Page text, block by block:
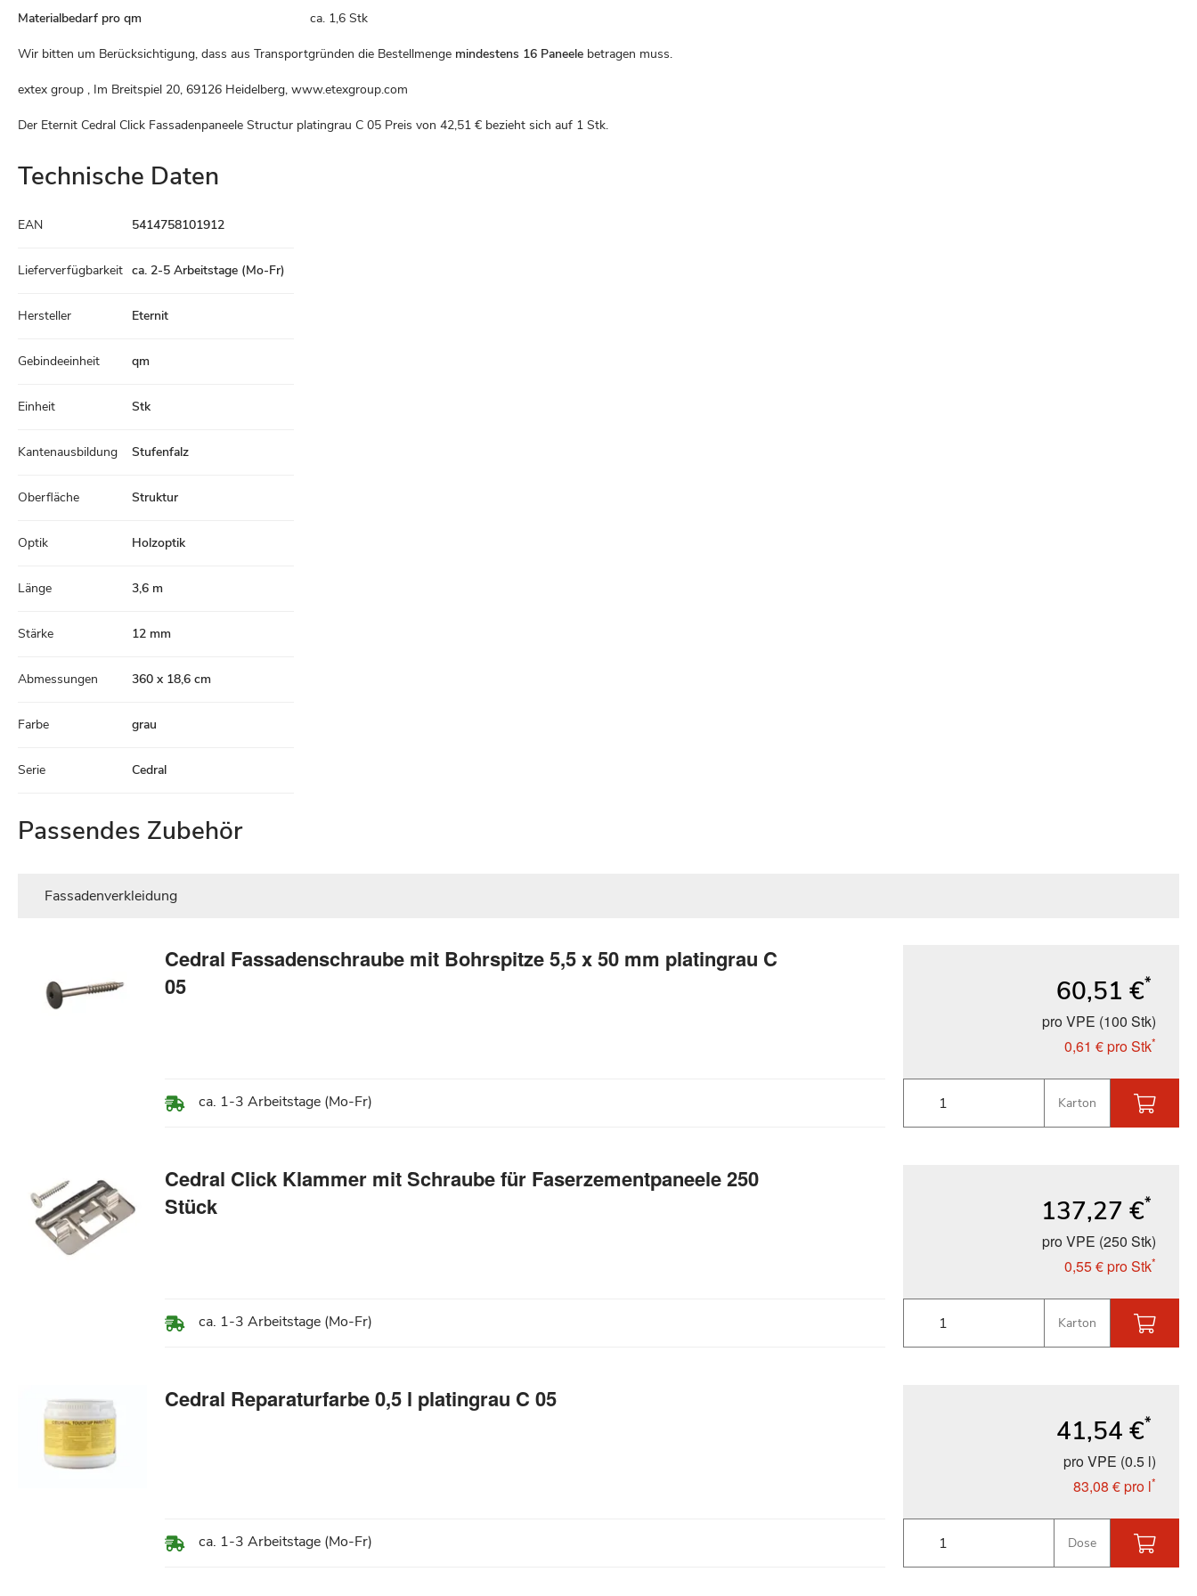
Materialbedarf pro qm
ca. 1,6 Stk
Wir bitten um Berücksichtigung, dass aus Transportgründen die Bestellmenge mindestens 16 Paneele betragen muss.
extex group , Im Breitspiel 20, 69126 Heidelberg, www.etexgroup.com
Der Eternit Cedral Click Fassadenpaneele Structur platingrau C 05 Preis von 42,51 € bezieht sich auf 1 Stk.
Technische Daten
Daten
EAN 5414758101912
Lieferverfügbarkeit ca. 2-5 Arbeitstage (Mo-Fr)
Hersteller Eternit
Gebindeeinheit qm
Einheit Stk
Kantenausbildung Stufenfalz
Oberfläche Struktur
Optik Holzoptik
Länge 3,6 m
Stärke 12 mm
Abmessungen 360 x 18,6 cm
Farbe grau
Serie Cedral
Passendes Zubehör
Fassadenverkleidung
Cedral Fassadenschraube mit Bohrspitze 5,5 x 50 mm platingrau C
05
ca. 1-3 Arbeitstage (Mo-Fr)
60,51 €*
pro VPE (100 Stk)
0,61 €pro Stk*
Karton
Cedral Click Klammer mit Schraube für Faserzementpaneele 250
Stück
ca. 1-3 Arbeitstage (Mo-Fr)
137,27 €*
pro VPE (250 Stk)
0,55 €pro Stk*
Karton
Cedral Reparaturfarbe 0,5 l platingrau C 05
ca. 1-3 Arbeitstage (Mo-Fr)
41,54 €*
pro VPE (0.5 l)
83,08 €pro l*
Dose